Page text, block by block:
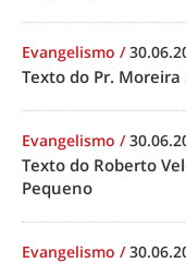
Evangelismo /
Texto do Pr.
Evangelismo /
Texto do Roberto
Pequeno
Evangelismo /